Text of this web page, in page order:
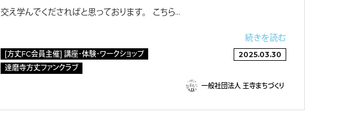
交え学んでくださればと思っております。 こちら…
続きを読む
[方丈FC会員主催] 講座・体験・ワークショップ
達磨寺方丈ファンクラブ
2025.03.30
一般社団法人 王寺まちづくり